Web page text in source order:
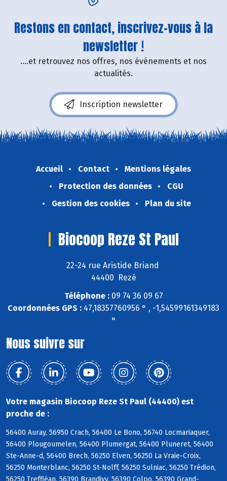
Restons en contact, inscrivez-vous à la
newsletter !
....et retrouvez nos offres, nos événements et nos
actualités.
Inscription newsletter
Accueil Contact
Mentions légales
Protection des données
CGU
Gestion des cookies
Plan du site
Biocoop Reze St Paul
22-24 rue Aristide Briand
44400 Rezé
Téléphone :09 74 36 09 67
Coordonnées GPS : 47,18357760956 ° , -1,54599161349183
°
Nous suivre sur
Votre magasin Biocoop Reze St Paul (44400) est
proche de :
56400 Auray, 56950 Crach, 56400 Le Bono, 56740 Locmariaquer,
56400 Plougoumelen, 56400 Plumergat, 56400 Pluneret, 56400
Ste-Anne-d, 56400 Brech, 56250 Elven, 56250 La Vraie-Croix,
56250 Monterblanc, 56250 St-Nolff, 56250 Sulniac, 56250 Trédion,